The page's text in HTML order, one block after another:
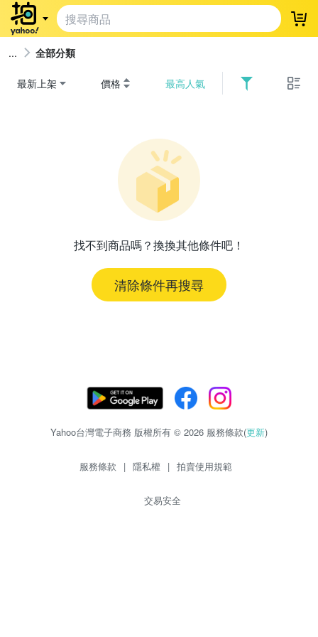
登
全部分類
最新上架 價格 最高人氣
找不到商品嗎？換換其他條件吧！
清除條件再搜尋
Yahoo台灣電子商務 版權所有 © 2026 服務條款(更新)
服務條款 | 隱私權 | 拍賣使用規範
交易安全